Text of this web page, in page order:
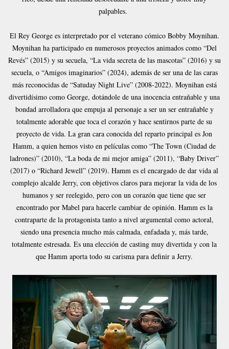
palpables.
El Rey George es interpretado por el veterano cómico Bobby Moynihan.
Moynihan ha participado en numerosos proyectos animados como “Del
Revés” (2015) y su secuela, “La vida secreta de las mascotas” (2016) y su
secuela, o “Amigos imaginarios” (2024), además de ser una de las caras
más reconocidas de “Satuday Night Live” (2008-2022). Moynihan está
divertidísimo como George, dotándole de una inocencia entrañable y una
bondad arrolladora que empuja al personaje a ser un ser entrañable y
totalmente adorable que toca el corazón y hace sentirnos parte de su
proyecto de vida. La gran cara conocida del reparto principal es Jon
Hamm, a quien hemos visto en películas como “The Town (Ciudad de
ladrones)” (2010), “La boda de mi mejor amiga” (2011), “Baby Driver”
(2017) o “Richard Jewell” (2019). Hamm es el encargado de dar vida al
complejo alcalde Jerry, con objetivos claros para mejorar la vida de los
humanos y ser reelegido, pero con un corazón que tiene que ser
encontrado por Mabel para hacerle cambiar de opinión. Hamm es la
contraparte de la protagonista tanto a nivel argumental como actoral,
siendo una presencia mucho más calmada, enfadada y, más tarde,
totalmente estresada. Es una elección de casting muy divertida y con la
que Hamm aporta todo su carisma para definir a Jerry.